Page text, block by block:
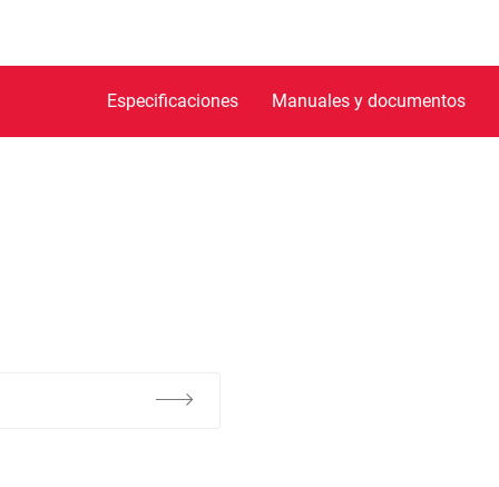
Especificaciones Manuales y documentos